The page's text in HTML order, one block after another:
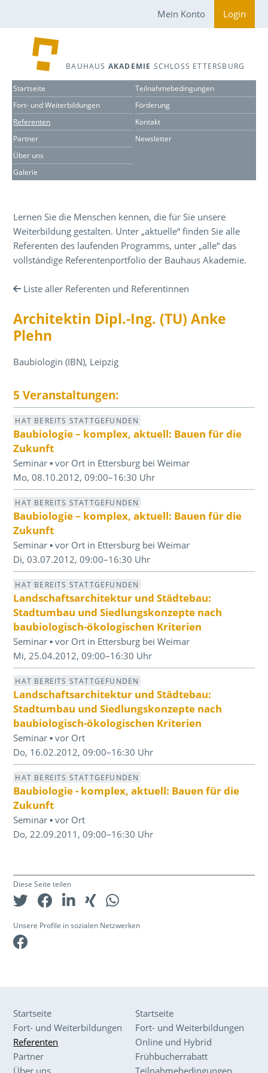
Mein Konto Login
BAUHAUS AKADEMIE SCHLOSS ETTERSBURG
Startseite
Fort- und Weiterbildungen
Referenten
Partner
Über uns
Galerie
Teilnahmebedingungen
Förderung
Kontakt
Newsletter
Lernen Sie die Menschen kennen, die für Sie unsere
Weiterbildung gestalten. Unter „aktuelle“ finden Sie alle
Referenten des laufenden Programms, unter „alle“ das
vollständige Referentenportfolio der Bauhaus Akademie.
Liste aller Referenten und Referentinnen
Architektin Dipl.-Ing. (TU) Anke
Plehn
Baubiologin (IBN), Leipzig
5 Veranstaltungen:
HAT BEREITS STATTGEFUNDEN
Baubiologie – komplex, aktuell: Bauen für die
Zukunft
Seminar ▪ vor Ort in Ettersburg bei Weimar
Mo, 08.10.2012, 09:00–16:30 Uhr
HAT BEREITS STATTGEFUNDEN
Baubiologie – komplex, aktuell: Bauen für die
Zukunft
Seminar ▪ vor Ort in Ettersburg bei Weimar
Di, 03.07.2012, 09:00–16:30 Uhr
HAT BEREITS STATTGEFUNDEN
Landschaftsarchitektur und Städtebau:
Stadtumbau und Siedlungskonzepte nach
baubiologisch-ökologischen Kriterien
Seminar ▪ vor Ort in Ettersburg bei Weimar
Mi, 25.04.2012, 09:00–16:30 Uhr
HAT BEREITS STATTGEFUNDEN
Landschaftsarchitektur und Städtebau:
Stadtumbau und Siedlungskonzepte nach
baubiologisch-ökologischen Kriterien
Seminar ▪ vor Ort
Do, 16.02.2012, 09:00–16:30 Uhr
HAT BEREITS STATTGEFUNDEN
Baubiologie - komplex, aktuell: Bauen für die
Zukunft
Seminar ▪ vor Ort
Do, 22.09.2011, 09:00–16:30 Uhr
Diese Seite teilen
Unsere Profile in sozialen Netzwerken
Startseite
Fort- und Weiterbildungen
Referenten
Partner
Über uns
Startseite
Fort- und Weiterbildungen
Online und Hybrid
Frühbucherrabatt
Teilnahmebedingungen